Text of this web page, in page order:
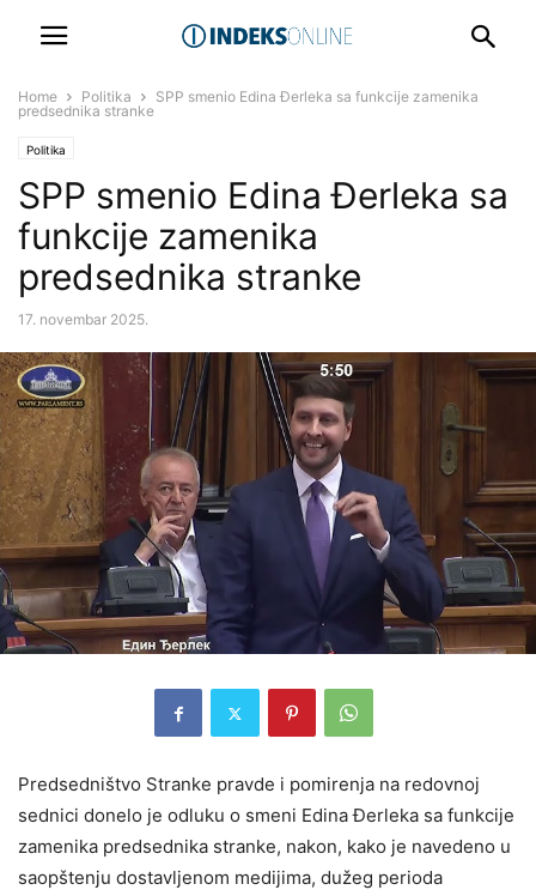
Home Politika
SPP smenio Edina Đerleka sa funkcije zamenika
predsednika stranke
Politika
SPP smenio Edina Đerleka sa
funkcije zamenika
predsednika stranke
17. novembar 2025.
Predsedništvo Stranke pravde i pomirenja na redovnoj
sednici donelo je odluku o smeni Edina Đerleka sa funkcije
zamenika predsednika stranke, nakon, kako je navedeno u
saopštenju dostavljenom medijima, dužeg perioda